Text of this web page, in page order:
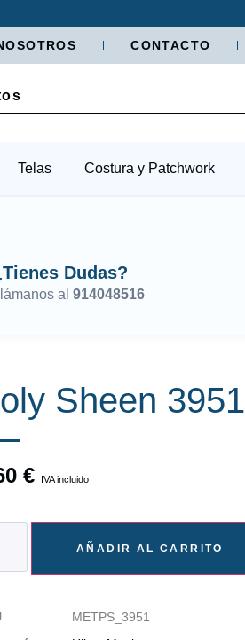
CONTACTO
Telas Costura y Patchwork
Dudas?
al 914048516
Sheen 3951
€ IVA incluido
AÑADIR AL CARRITO
METPS_3951